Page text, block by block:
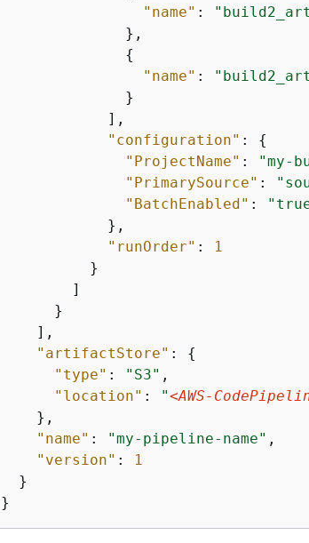
"name" :
              },
{
"name" :
              }
            ],
"configuration" : {
"ProjectName" : "my-
"PrimarySource" :
"BatchEnabled" :
            },
"runOrder" :
1
          }
        ]
      }
    ],
"artifactStore" : {
"type" : "S3" ,
"location" : "<AWS-
    },
"name" : "my-pipeline-name" ,
"version" :
1
  }
}